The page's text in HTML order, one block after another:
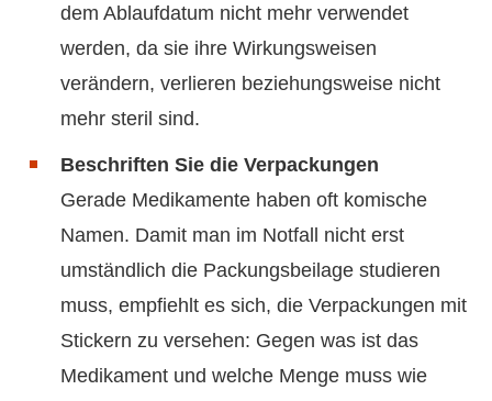
dem Ablaufdatum nicht mehr verwendet
werden, da sie ihre Wirkungsweisen
verändern, verlieren beziehungsweise nicht
mehr steril sind.
Beschriften Sie die Verpackungen
Gerade Medikamente haben oft komische
Namen. Damit man im Notfall nicht erst
umständlich die Packungsbeilage studieren
muss, empfiehlt es sich, die Verpackungen mit
Stickern zu versehen: Gegen was ist das
Medikament und welche Menge muss wie